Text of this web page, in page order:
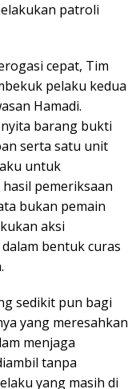
patroli
cepat, Tim
pelaku kedua
Hamadi.
barang bukti
serta satu unit
untuk
pemeriksaan
bukan pemain
aksi
bentuk curas
sedikit pun bagi
yang meresahkan
menjaga
tanpa
yang masih di